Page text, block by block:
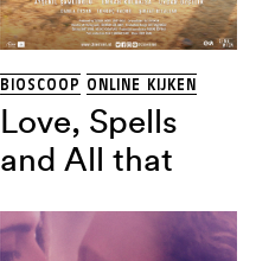
BIOSCOOP ONLINE KIJKEN
Love, Spells
and All that